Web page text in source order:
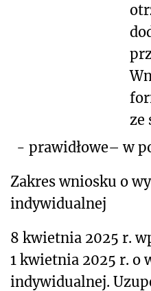
ze
- prawidłowe– w
Zakres wniosku o
indywidualnej
8 kwietnia 2025 r.
1 kwietnia 2025 r. o
indywidualnej.